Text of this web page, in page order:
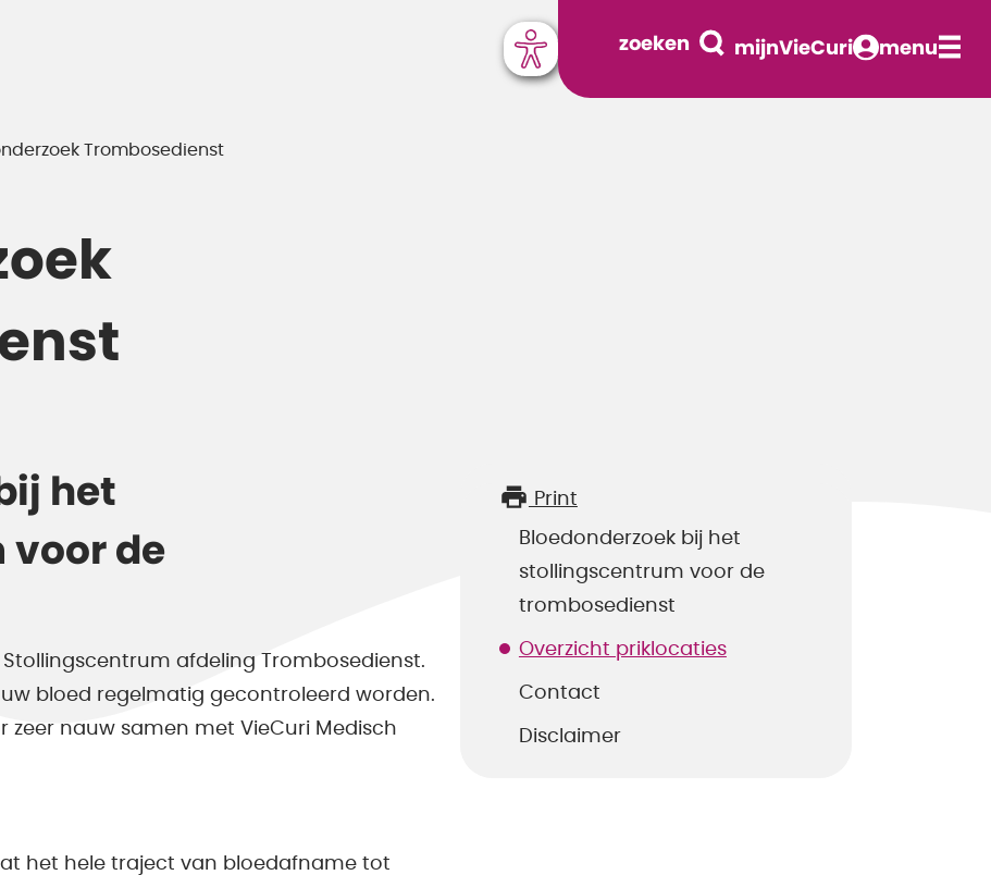
zoeken mijnVieCuri menu
Trombosedienst
het
de
afdeling Trombosedienst.
bloed regelmatig gecontroleerd worden.
zeer nauw samen met VieCuri Medisch
het hele traject van bloedafname tot
Print
Bloedonderzoek bij het
stollingscentrum voor de
trombosedienst
Overzicht priklocaties
Contact
Disclaimer